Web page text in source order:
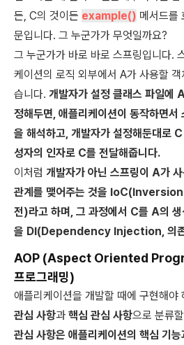
든, C의 것이든 example() 메서드를
문입니다. 그 누군가가 무엇일까요?
그 누군가가 바로 바로 스프링입니다.
케이션의 로직 외부에서 A가 사용할
습니다. 개발자가 설정 클래스 파일에
정해두면, 애플리케이션이 동작하면서
을 해석하고, 개발자가 설정해둔대로
성자의 인자로 C를 전달해줍니다.
이처럼 개발자가 아닌 스프링이 A가
관계를 맺어주는 것을
전)라고 하며, 그 과정에서 C를 A의
을 DI(Dependency Injection, 의존
AOP (Aspect Oriented
프로그래밍)
애플리케이션을 개발할 때에 구현해야
관심 사항과 핵심 관심 사항으로 분류
관심 사항은 애플리케이션의 핵심 기